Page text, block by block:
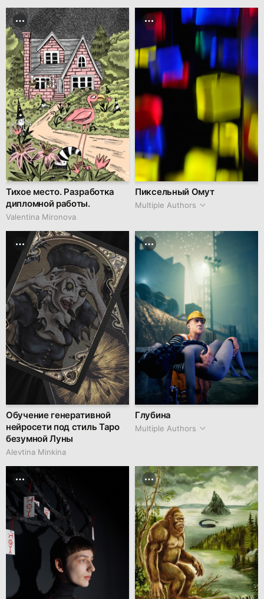
Тихое место. Разработка
дипломной работы.
Valentina Mironova
Пиксельный Омут
Multiple Authors
Обучение генеративной
нейросети под стиль Таро
безумной Луны
Alevtina Minkina
Глубина
Multiple Authors